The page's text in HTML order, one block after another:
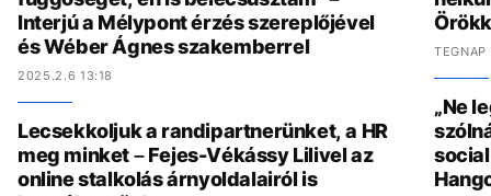
Interjú a Mélypont érzés szereplőjével
és Wéber Ágnes szakemberrel
2025.2.6 13:18
Lecsekkoljuk a randipartnerünket, a HR
meg minket – Fejes-Vékássy Lilivel az
online stalkolás árnyoldalairól is
„Ne